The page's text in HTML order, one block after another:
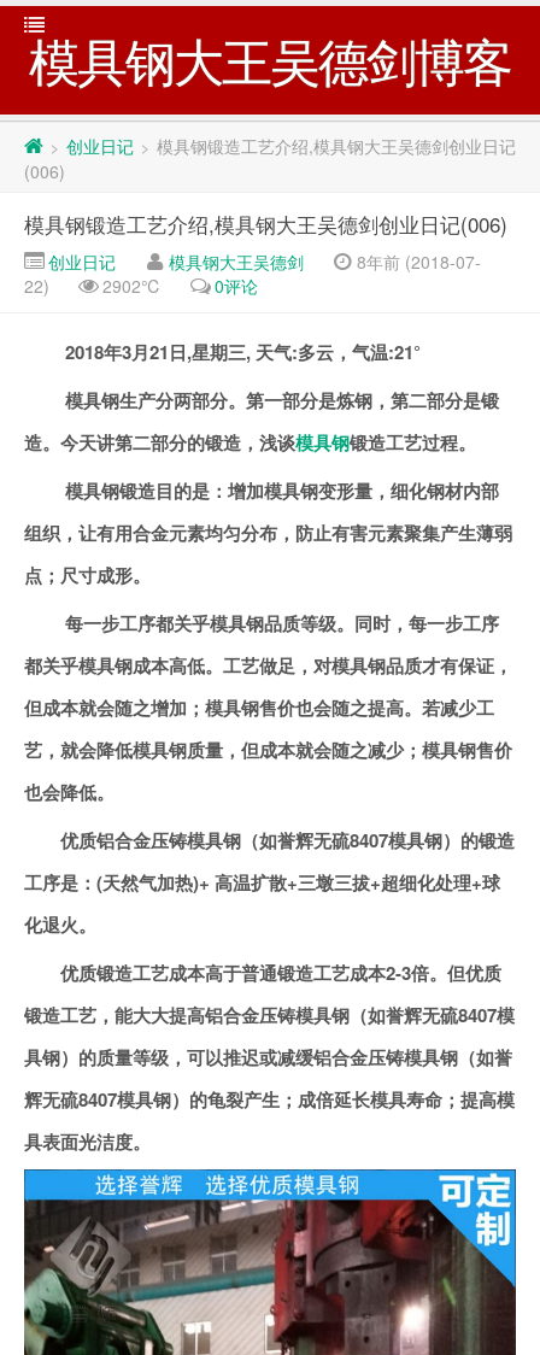
模具钢大王吴德剑博客
> 创业日记 > 模具钢锻造工艺介绍,模具钢大王吴德剑创业日记
(006)
模具钢锻造工艺介绍,模具钢大王吴德剑创业日记(006)
创业日记 模具钢大王吴德剑
8年前 (2018-07-
22)
2902℃ 0评论
2018年3月21日,星期三, 天气:多云，气温:21°
模具钢生产分两部分。第一部分是炼钢，第二部分是锻
造。今天讲第二部分的锻造，浅谈模具钢锻造工艺过程。
模具钢锻造目的是：增加模具钢变形量，细化钢材内部
组织，让有用合金元素均匀分布，防止有害元素聚集产生薄弱
点；尺寸成形。
每一步工序都关乎模具钢品质等级。同时，每一步工序
都关乎模具钢成本高低。工艺做足，对模具钢品质才有保证，
但成本就会随之增加；模具钢售价也会随之提高。若减少工
艺，就会降低模具钢质量，但成本就会随之减少；模具钢售价
也会降低。
优质铝合金压铸模具钢（如誉辉无硫8407模具钢）的锻造
工序是：(天然气加热)+ 高温扩散+三墩三拔+超细化处理+球
化退火。
优质锻造工艺成本高于普通锻造工艺成本2-3倍。但优质
锻造工艺，能大大提高铝合金压铸模具钢（如誉辉无硫8407模
具钢）的质量等级，可以推迟或减缓铝合金压铸模具钢（如誉
辉无硫8407模具钢）的龟裂产生；成倍延长模具寿命；提高模
具表面光洁度。